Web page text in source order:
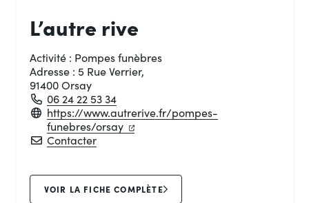
L’autre rive
Activité : Pompes funèbres
Adresse : 5 Rue Verrier,
91400 Orsay
06 24 22 53 34
https://www.autrerive.fr/pompes-
funebres/orsay (ouverture dans un nouvel onglet)
(ouverture dans un nouvel onglet)
ContacterL’autre rive
VOIR LA FICHE COMPLÈTE